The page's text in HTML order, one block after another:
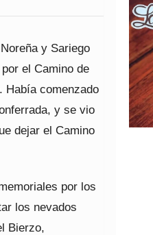
y Sariego
el Camino de
Había comenzado
y se vio
dejar el Camino
por los
los nevados
Bierzo,